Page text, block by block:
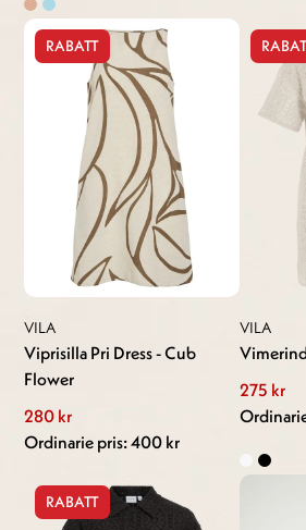
RABATT
VILA
Viprisilla Pri Dress - Cub
Flower
280 kr
Ordinarie pris: 400 kr
VILA
275 kr
RABATT